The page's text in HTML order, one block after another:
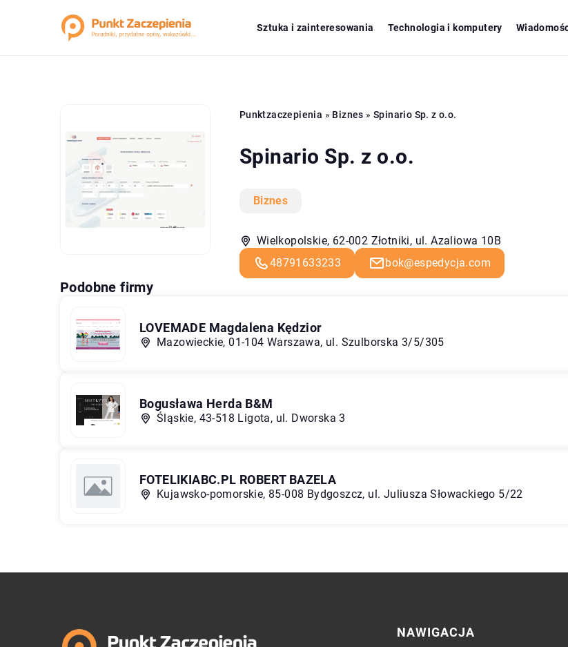
Sztuka i zainteresowania Technologia i komputery
Punktzaczepienia » Biznes » Spinario Sp. z o.o.
Spinario Sp. z o.o.
Biznes
Wielkopolskie, 62-002 Złotniki, ul. Azaliowa 10B
48791633233
bok@espedycja.com
Podobne firmy
LOVEMADE Magdalena Kędzior
Mazowieckie, 01-104 Warszawa, ul. Szulborska 3/5/305
Bogusława Herda B&M
Śląskie, 43-518 Ligota, ul. Dworska 3
FOTELIKIABC.PL ROBERT BAZELA
Kujawsko-pomorskie, 85-008 Bydgoszcz, ul. Juliusza Słowackiego 5/22
NAWIGACJA